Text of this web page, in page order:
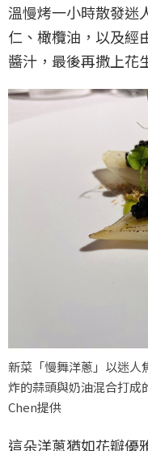
溫慢烤一小時散發迷
仁、橄欖油，以及經
醬汁，最後再撒上花
新菜「慢舞洋蔥」以迷人
炸的蒜頭與奶油混合打成
Chen提供
這朵洋蔥猶如花瓣優